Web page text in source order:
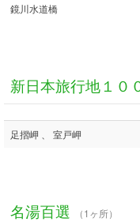
鏡川水道橋
新日本旅行地１０
足摺岬 、 室戸岬
名湯百選 （1ヶ所）